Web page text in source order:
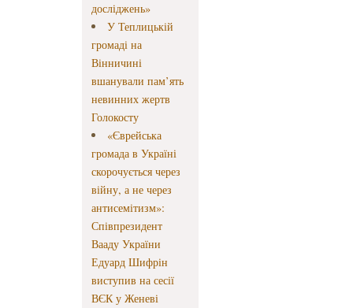
досліджень»
У Теплицькій
громаді на
Вінничині
вшанували пам’ять
невинних жертв
Голокосту
«Єврейська
громада в Україні
скорочується через
війну, а не через
антисемітизм»:
Співпрезидент
Вааду України
Едуард Шифрін
виступив на сесії
ВЄК у Женеві